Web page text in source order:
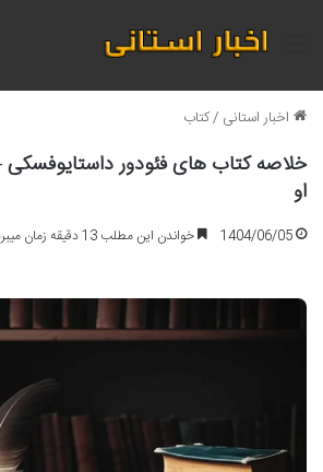
منو
اخبار استانی /کتاب
خلاصه کتاب های فئودور داستایوفسکی
او
1404/06/05 خواندن این مطلب 13 دقیقه زمان میبرد